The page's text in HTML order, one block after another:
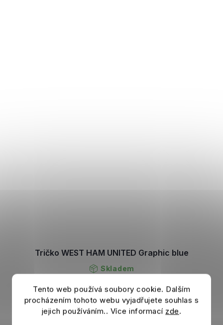
Tento web používá soubory cookie. Dalším
procházením tohoto webu vyjadřujete souhlas s
jejich používáním.. Více informací zde.
Tričko WEST HAM UNITED Graphic blue
Skladem
599 Kč DETAIL